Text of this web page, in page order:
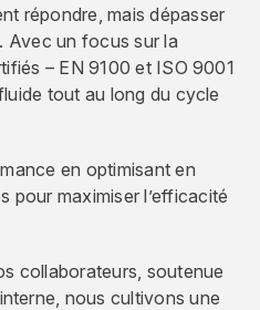
répondre, mais dépasser
Avec un focus sur la
– EN 9100 et ISO 9001
tout au long du cycle
en optimisant en
pour maximiser l’efficacité
collaborateurs, soutenue
nous cultivons une